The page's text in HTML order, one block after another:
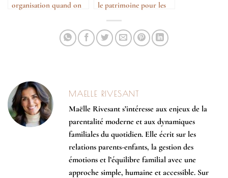
organisation quand on
le patrimoine pour les
MAELLE RIVESANT
Maëlle Rivesant s’intéresse aux enjeux de la
parentalité moderne et aux dynamiques
familiales du quotidien. Elle écrit sur les
relations parents-enfants, la gestion des
émotions et l’équilibre familial avec une
approche simple, humaine et accessible. Sur